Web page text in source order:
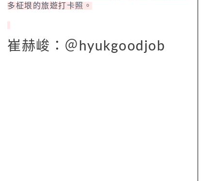
多柾垠的旅遊打卡照。
崔赫峻：＠hyukgoodjob